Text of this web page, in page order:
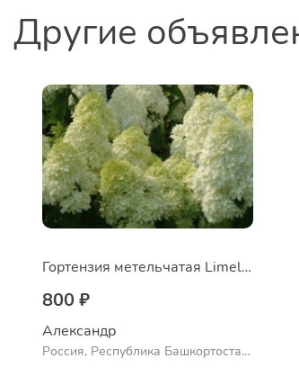
Другие
Гортензия метельчатая Limelight
800 ₽
Александр
Россия, Республика Башкортостан,